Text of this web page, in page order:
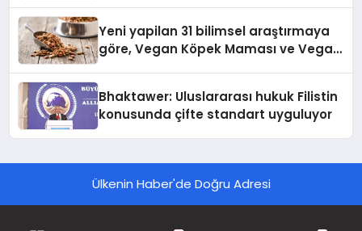
Yeni yapilan 31 bilimsel araştırmaya
göre, Vegan Köpek Maması ve Vegan
Bhaktawer: Uluslararası hukuk Filistin
konusunda çifte standart uyguluyor
Ülkenin Haber'de Doğru Adresi